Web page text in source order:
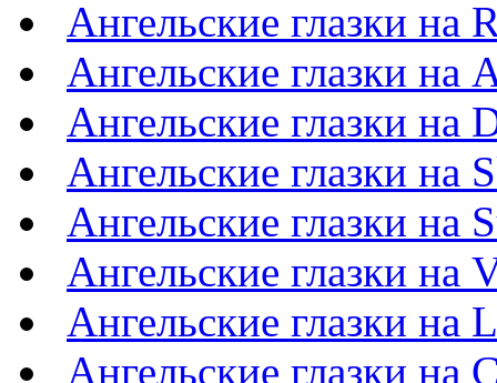
Ангельские глазки на
Ангельские глазки на
Ангельские глазки на
Ангельские глазки на
Ангельские глазки на
Ангельские глазки на
Ангельские глазки на
Ангельские глазки на